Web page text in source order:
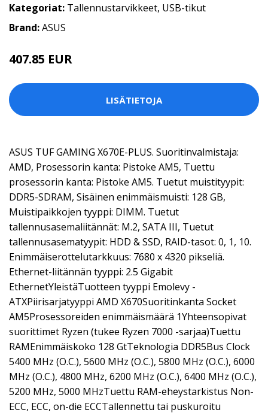
Kategoriat: Tallennustarvikkeet, USB-tikut
Brand:ASUS
407.85 EUR
LISÄTIETOJA
ASUS TUF GAMING X670E-PLUS. Suoritinvalmistaja:
AMD, Prosessorin kanta: Pistoke AM5, Tuettu
prosessorin kanta: Pistoke AM5. Tuetut muistityypit:
DDR5-SDRAM, Sisäinen enimmäismuisti: 128 GB,
Muistipaikkojen tyyppi: DIMM. Tuetut
tallennusasemaliitännät: M.2, SATA III, Tuetut
tallennusasematyypit: HDD & SSD, RAID-tasot: 0, 1, 10.
Enimmäiserottelutarkkuus: 7680 x 4320 pikseliä.
Ethernet-liitännän tyyppi: 2.5 Gigabit
EthernetYleistäTuotteen tyyppi Emolevy -
ATXPiirisarjatyyppi AMD X670Suoritinkanta Socket
AM5Prosessoreiden enimmäismäärä 1Yhteensopivat
suorittimet Ryzen (tukee Ryzen 7000 -sarjaa)Tuettu
RAMEnimmäiskoko 128 GtTeknologia DDR5Bus Clock
5400 MHz (O.C.), 5600 MHz (O.C.), 5800 MHz (O.C.), 6000
MHz (O.C.), 4800 MHz, 6200 MHz (O.C.), 6400 MHz (O.C.),
5200 MHz, 5000 MHzTuettu RAM-eheystarkistus Non-
ECC, ECC, on-die ECCTallennettu tai puskuroitu